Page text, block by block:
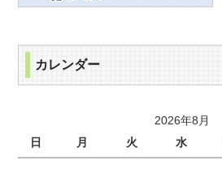
カレンダー
2026年8月
日
月 火 水